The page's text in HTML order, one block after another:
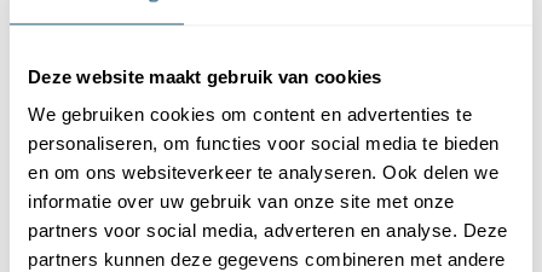
Deze website maakt gebruik van cookies
We gebruiken cookies om content en advertenties te
personaliseren, om functies voor social media te bieden
en om ons websiteverkeer te analyseren. Ook delen we
informatie over uw gebruik van onze site met onze
partners voor social media, adverteren en analyse. Deze
partners kunnen deze gegevens combineren met andere
Beschrijving
Reviews
Beschrijving
De Lumedi kerstbomen inclusief mast zijn voorzien van een
grondspies of een grondbuis. Controleer goed welke jij nodig